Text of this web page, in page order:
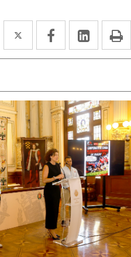
Twitter
Enlace
a
aplicación
externa.
Facebook
Enlace
a
aplicación
externa.
Enlace
a